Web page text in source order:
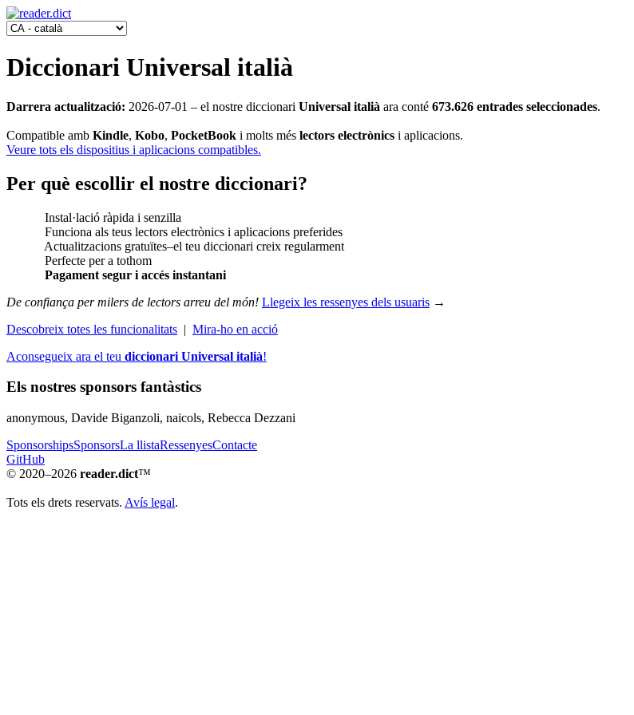
Diccionari Universal italià
Darrera actualització: 2026-07-01 ‒ el nostre diccionari Universal italià ara conté 673.626 entrades seleccionades.
Compatible amb Kindle, Kobo, PocketBook i molts més lectors electrònics i aplicacions.
Veure tots els dispositius i aplicacions compatibles.
Per què escollir el nostre diccionari?
Instal·lació ràpida i senzilla
Funciona als teus lectors electrònics i aplicacions preferides
Actualitzacions gratuïtes‒el teu diccionari creix regularment
Perfecte per a tothom
Pagament segur i accés instantani
De confiança per milers de lectors arreu del món! Llegeix les ressenyes dels usuaris →
Descobreix totes les funcionalitats | Mira-ho en acció
Aconsegueix ara el teu diccionari Universal italià!
Els nostres sponsors fantàstics
anonymous, Davide Biganzoli, naicols, Rebecca Dezzani
SponsorshipsSponsorsLa llistaRessenyesContacte
GitHub
© 2020–2026 reader.dict™
Tots els drets reservats. Avís legal.